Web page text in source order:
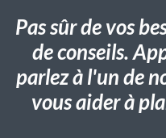
Pas sûr de vos
de conseils.
parlez à l'un de
vous aider à